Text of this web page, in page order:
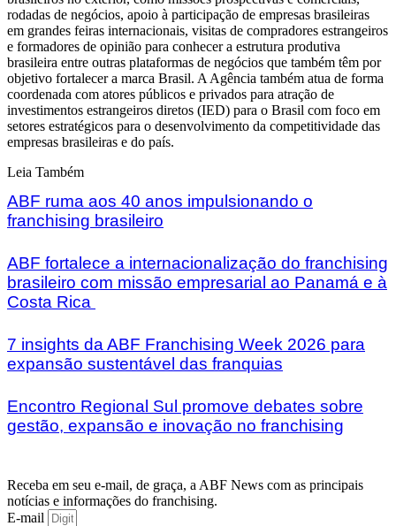
rodadas de negócios, apoio à participação de empresas brasileiras
em grandes feiras internacionais, visitas de compradores estrangeiros
e formadores de opinião para conhecer a estrutura produtiva
brasileira entre outras plataformas de negócios que também têm por
objetivo fortalecer a marca Brasil. A Agência também atua de forma
coordenada com atores públicos e privados para atração de
investimentos estrangeiros diretos (IED) para o Brasil com foco em
setores estratégicos para o desenvolvimento da competitividade das
empresas brasileiras e do país.
Leia Também
ABF ruma aos 40 anos impulsionando o
franchising brasileiro
ABF fortalece a internacionalização do franchising
brasileiro com missão empresarial ao Panamá e à
Costa Rica
7 insights da ABF Franchising Week 2026 para
expansão sustentável das franquias
Encontro Regional Sul promove debates sobre
gestão, expansão e inovação no franchising
Receba em seu e-mail, de graça, a ABF News com as principais
notícias e informações do franchising.
E-mail